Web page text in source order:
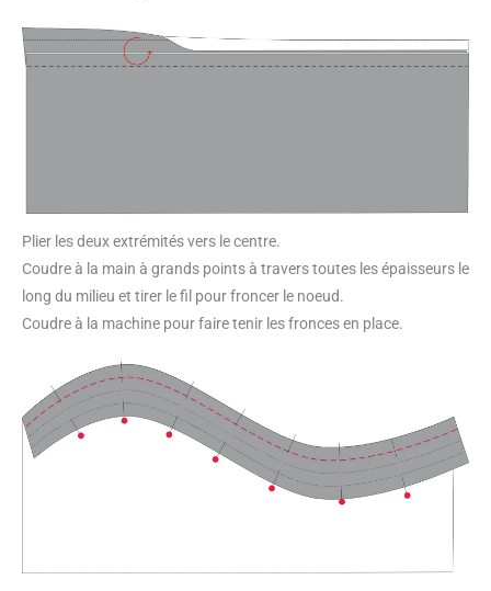
Plier les deux extrémités vers le centre.
Coudre à la main à grands points à travers toutes les épaisseurs le
long du milieu et tirer le fil pour froncer le noeud.
Coudre à la machine pour faire tenir les fronces en place.